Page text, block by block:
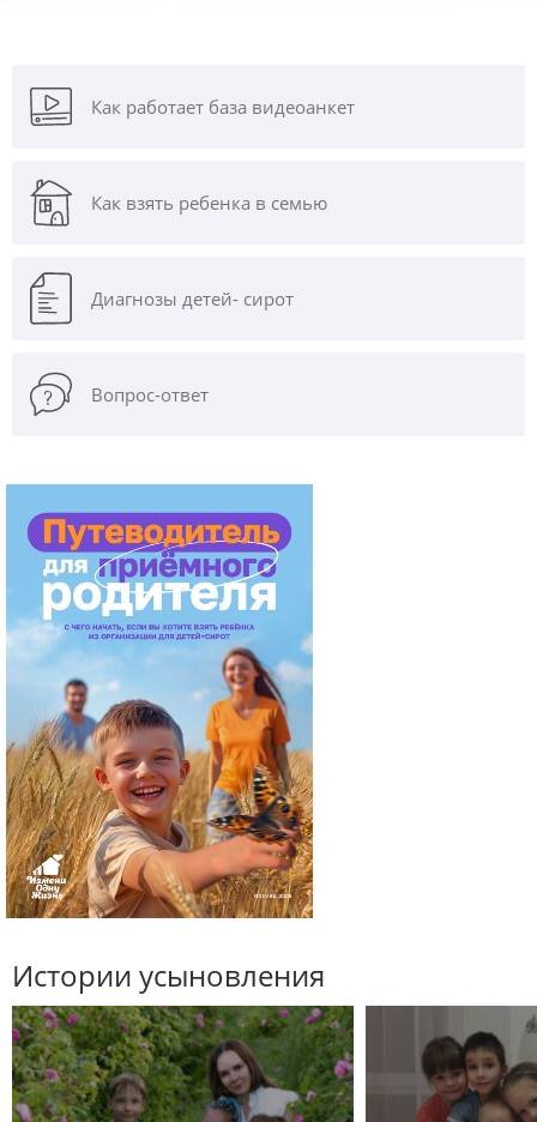
Как работает база видеоанкет
Как взять ребенка в семью
Диагнозы детей- сирот
Вопрос-ответ
Истории усыновления